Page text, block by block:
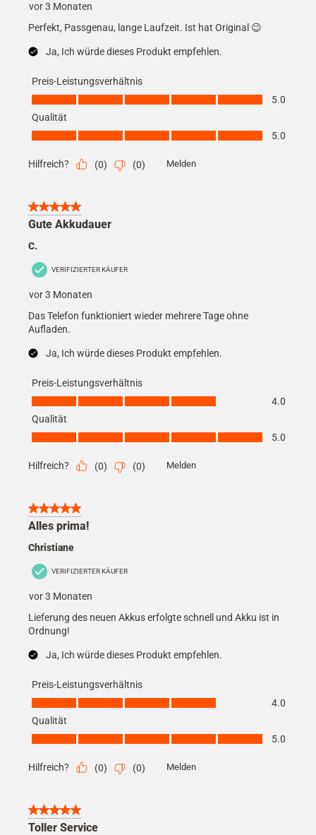
vor 3 Monaten
Perfekt, Passgenau, lange Laufzeit. Ist hat Original 😉
Ja, Ich würde dieses Produkt empfehlen.
Preis-Leistungsverhältnis
Preis-Leistungsverhältnis, 5.0 von 5
5.0
Qualität
Qualität, 5.0 von 5
5.0
Hilfreich? (0) (0) Melden
5 von 5 Sternen.
Gute Akkudauer
C.
VERIFIZIERTER KÄUFER
vor 3 Monaten
Das Telefon funktioniert wieder mehrere Tage ohne
Aufladen.
Ja, Ich würde dieses Produkt empfehlen.
Preis-Leistungsverhältnis
Preis-Leistungsverhältnis, 4.0 von 5
4.0
Qualität
Qualität, 5.0 von 5
5.0
Hilfreich? (0) (0) Melden
5 von 5 Sternen.
Alles prima!
Christiane
VERIFIZIERTER KÄUFER
vor 3 Monaten
Lieferung des neuen Akkus erfolgte schnell und Akku ist in
Ordnung!
Ja, Ich würde dieses Produkt empfehlen.
Preis-Leistungsverhältnis
Preis-Leistungsverhältnis, 4.0 von 5
4.0
Qualität
Qualität, 5.0 von 5
5.0
Hilfreich? (0) (0) Melden
5 von 5 Sternen.
Toller Service